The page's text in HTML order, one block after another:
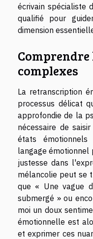
écrivain spécialiste
qualifié pour
dimension
complexes
La retranscription
processus délicat
approfondie de la
nécessaire de
états
langage émotionnel
justesse dans
mélancolie peut se
que « Une vague
submergé » ou
moi un doux
émotionnelle est
et exprimer ces